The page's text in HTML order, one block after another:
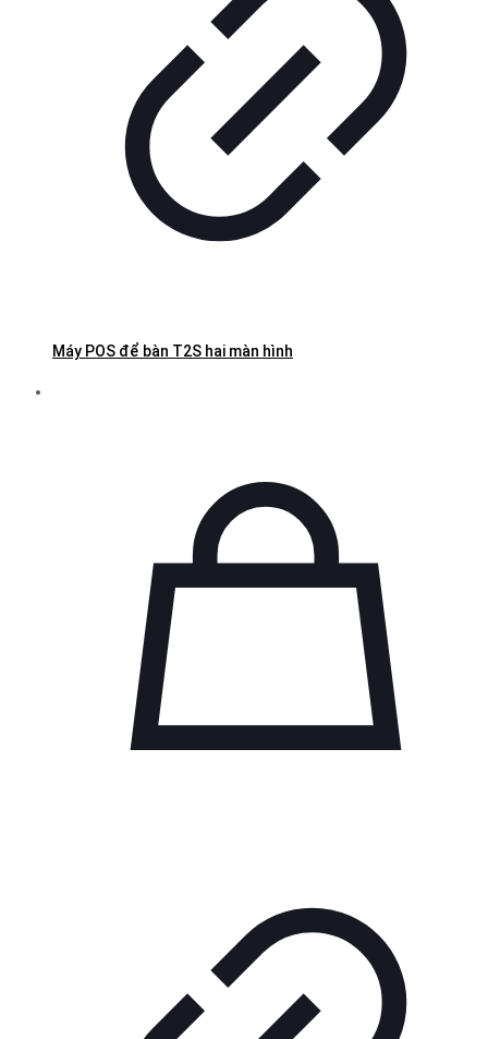
Máy POS để bàn T2S hai màn hình